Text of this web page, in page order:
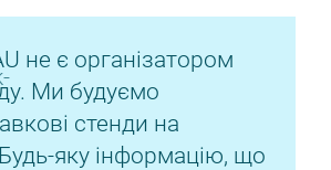
не є організатором
Ми будуємо
стенди на
яку інформацію, що